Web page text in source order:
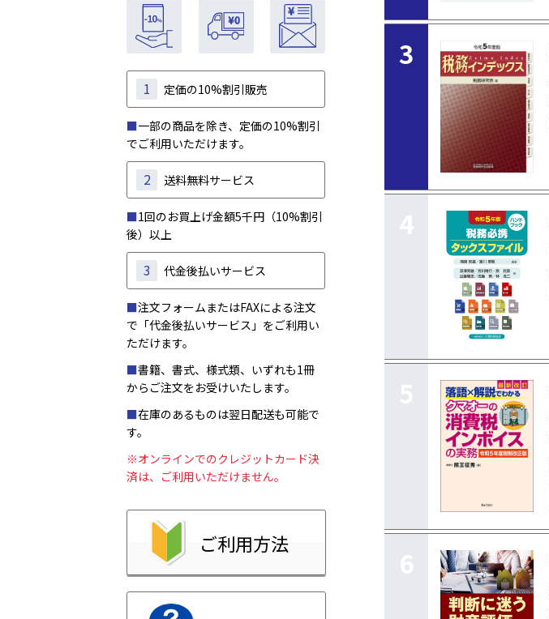
1 定価の10%割引販売
■一部の商品を除き、定価の10%割引
でご利用いただけます。
2 送料無料サービス
■1回のお買上げ金額5千円（10%割引
後）以上
3 代金後払いサービス
■注文フォームまたはFAXによる注文
で「代金後払いサービス」をご利用い
ただけます。
■書籍、書式、様式類、いずれも1冊
からご注文をお受けいたします。
■在庫のあるものは翌日配送も可能で
す。
※オンラインでのクレジットカード決
済は、ご利用いただけません。
ご利用方法
3
4
5
6